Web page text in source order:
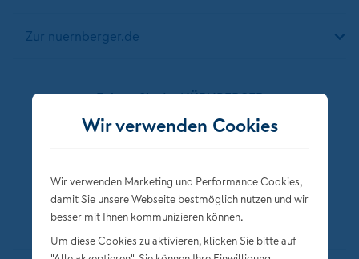
Zur nuernberger.de
Folgen Sie der NÜRNBERGER
Wir verwenden Cookies
Wir verwenden Marketing und Performance Cookies,
damit Sie unsere Webseite bestmöglich nutzen und wir
besser mit Ihnen kommunizieren können.
Um diese Cookies zu aktivieren, klicken Sie bitte auf